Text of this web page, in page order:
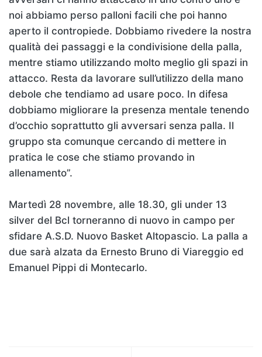
noi abbiamo perso palloni facili che poi hanno
aperto il contropiede. Dobbiamo rivedere la nostra
qualità dei passaggi e la condivisione della palla,
mentre stiamo utilizzando molto meglio gli spazi in
attacco. Resta da lavorare sull’utilizzo della mano
debole che tendiamo ad usare poco. In difesa
dobbiamo migliorare la presenza mentale tenendo
d’occhio soprattutto gli avversari senza palla. Il
gruppo sta comunque cercando di mettere in
pratica le cose che stiamo provando in
allenamento”.
Martedì 28 novembre, alle 18.30, gli under 13
silver del Bcl torneranno di nuovo in campo per
sfidare A.S.D. Nuovo Basket Altopascio. La palla a
due sarà alzata da Ernesto Bruno di Viareggio ed
Emanuel Pippi di Montecarlo.